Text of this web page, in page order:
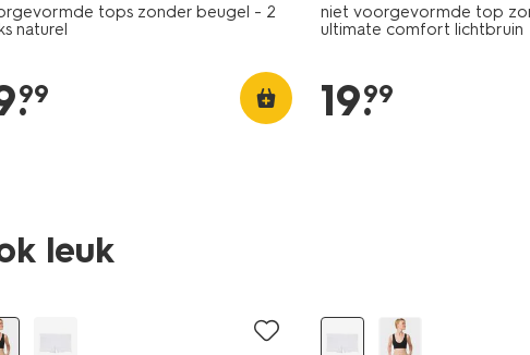
tops zonder beugel - 2
naturel
.
99
niet voorgevormde top
ultimate comfort lichtbruin
19.
99
leuk